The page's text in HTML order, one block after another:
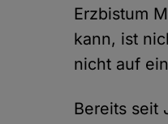
Erzbistum
kann, ist
nicht auf
Bereits seit